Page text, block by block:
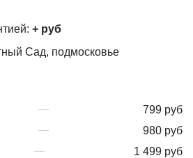
+ руб
Сад, подмосковье
799 руб
980 руб
1 499 руб